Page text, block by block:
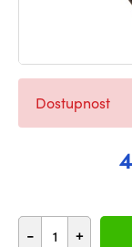
- +
Dostupnost